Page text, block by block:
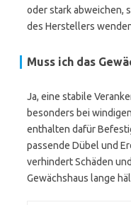
oder stark abweichen,
des Herstellers
Muss ich das
Ja, eine stabile
besonders bei
enthalten dafür
passende Dübel und
verhindert Schäden
Gewächshaus lange